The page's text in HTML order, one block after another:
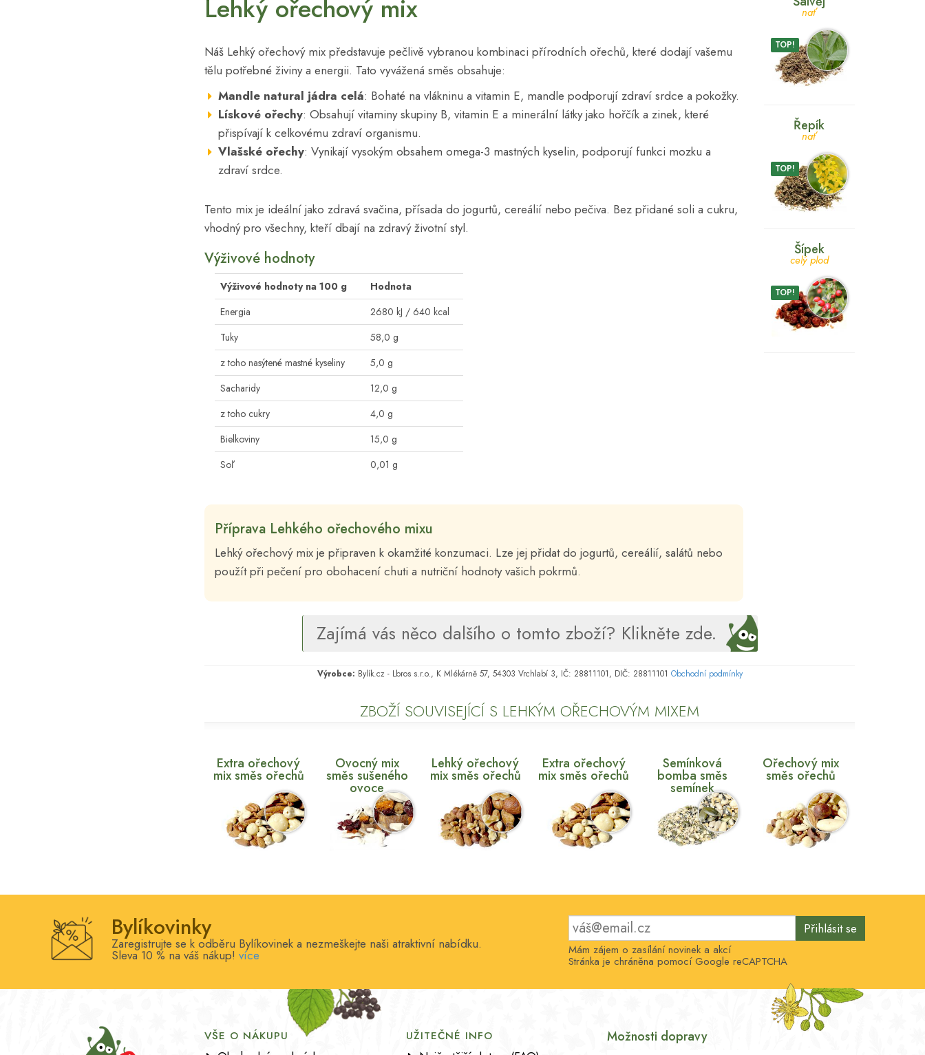
Lehký ořechový mix
Náš Lehký ořechový mix představuje pečlivě vybranou kombinaci přírodních ořechů, které dodají vašemu
tělu potřebné živiny a energii. Tato vyvážená směs obsahuje:
Mandle natural jádra celá: Bohaté na vlákninu a vitamin E, mandle podporují zdraví srdce a pokožky.
Lískové ořechy: Obsahují vitaminy skupiny B, vitamin E a minerální látky jako hořčík a zinek, které
přispívají k celkovému zdraví organismu.
Vlašské ořechy: Vynikají vysokým obsahem omega-3 mastných kyselin, podporují funkci mozku a
zdraví srdce.
Tento mix je ideální jako zdravá svačina, přísada do jogurtů, cereálií nebo pečiva. Bez přidané soli a cukru,
vhodný pro všechny, kteří dbají na zdravý životní styl.
Výživové hodnoty
Výživové hodnoty na 100 g
Hodnota
Energia
2680 kJ / 640 kcal
Tuky
58,0 g
z toho nasýtené mastné kyseliny
5,0 g
Sacharidy
12,0 g
z toho cukry
4,0 g
Bielkoviny
15,0 g
Soľ
0,01 g
Příprava Lehkého ořechového mixu
Lehký ořechový mix je připraven k okamžité konzumaci. Lze jej přidat do jogurtů, cereálií, salátů nebo
použít při pečení pro obohacení chuti a nutriční hodnoty vašich pokrmů.
nať
TOP!
Řepík
nať
TOP!
Šípek
celý plod
TOP!
Zajímá vás něco dalšího o tomto zboží? Klikněte zde.
Výrobce: Bylík.cz - Lbros s.r.o., K Mlékárně 57, 54303 Vrchlabí 3, IČ: 28811101, DIČ: 28811101 Obchodní podmínky
ZBOŽÍ SOUVISEJÍCÍ S LEHKÝM OŘECHOVÝM MIXEM
Extra ořechový
mix směs ořechů
Ovocný mix
směs sušeného
ovoce
Lehký ořechový
mix směs ořechů
Extra ořechový
mix směs ořechů
Semínková
bomba směs
semínek
Ořechový mix
směs ořechů
Bylíkovinky
Zaregistrujte se k odběru Bylíkovinek a nezmeškejte naši atraktivní nabídku.
Sleva 10 % na váš nákup! více
Přihlásit se
Mám zájem o zasílání novinek a akcí
Stránka je chráněna pomocí Google reCAPTCHA
VŠE O NÁKUPU UŽITEČNÉ INFO Možnosti dopravy